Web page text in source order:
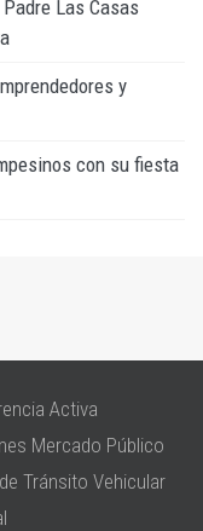
Las Casas
y
con su fiesta
Activa
Mercado Público
Tránsito Vehicular